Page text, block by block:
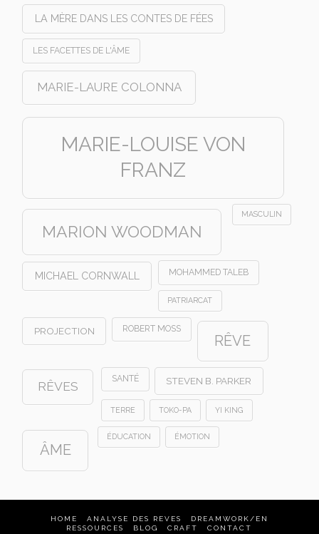
LA MÈRE DANS LES CONTES DE FÉES
LES FACETTES DE L'ÂME
MARIE-LAURE COLONNA
MARIE-LOUISE VON
FRANZ
MARION WOODMAN
MASCULIN
MICHAEL CORNWALL MOHAMMED TALEB
PATRIARCAT
PROJECTION ROBERT MOSS
RÊVE
RÊVES
SANTÉ STEVEN B. PARKER
TERRE TOKO-PA YI KING
ÂME
ÉDUCATION ÉMOTION
HOME ANALYSE DES REVES
DREAMWORK/EN
RESSOURCES
BLOG CRAFT CONTACT